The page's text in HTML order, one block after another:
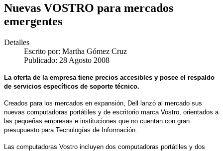
Nuevas VOSTRO para mercados
emergentes
Detalles
Escrito por: Martha Gómez Cruz
Publicado: 28 Agosto 2008
La oferta de la empresa tiene precios accesibles y posee el respaldo
de servicios específicos de soporte técnico.
Creados para los mercados en expansión, Dell lanzó al mercado sus
nuevas computadoras portátiles y de escritorio marca Vostro, orientados a
las pequeñas empresas e instituciones que no cuentan con gran
presupuesto para Tecnologías de Información.
Las computadoras Vostro incluyen dos computadoras portátiles y dos